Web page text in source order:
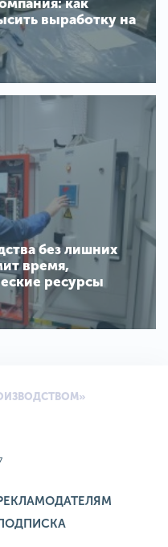
как
выработку на
без лишних
время,
ресурсы